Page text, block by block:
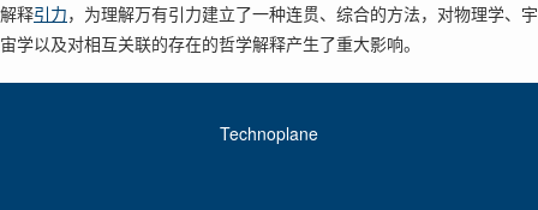
解释引力，为理解万有引力建立了一种连贯、综合的方法，对物理学、宇
宙学以及对相互关联的存在的哲学解释产生了重大影响。
Technoplane